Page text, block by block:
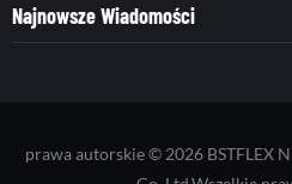
Najnowsze Wiadomości
prawa autorskie © 2026 BSTFLEX